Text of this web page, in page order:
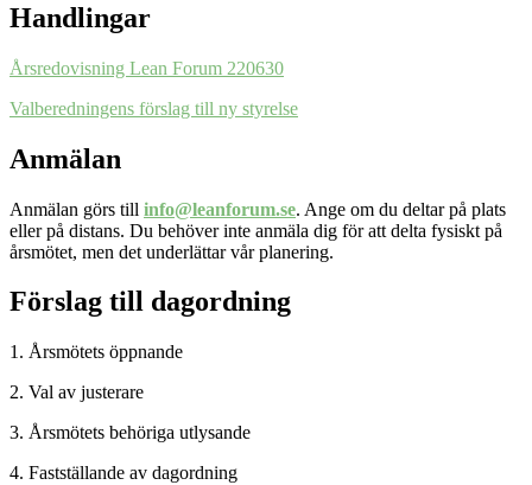
Handlingar
Årsredovisning Lean Forum 220630
Valberedningens förslag till ny styrelse
Anmälan
Anmälan görs till info@leanforum.se. Ange om du deltar på plats
eller på distans. Du behöver inte anmäla dig för att delta fysiskt på
årsmötet, men det underlättar vår planering.
Förslag till dagordning
1. Årsmötets öppnande
2. Val av justerare
3. Årsmötets behöriga utlysande
4. Fastställande av dagordning